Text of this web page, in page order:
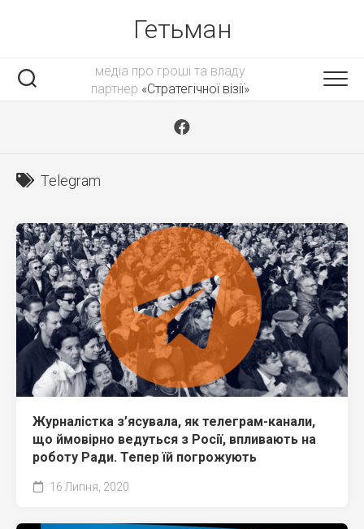
Гетьман
медіа про гроші та владу
партнер «Стратегічної візії»
Telegram
Журналістка з’ясувала, як телеграм-канали,
що ймовірно ведуться з Росії, впливають на
роботу Ради. Тепер їй погрожують
16 Липня, 2020